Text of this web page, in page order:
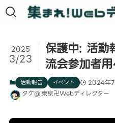
保護中: 活
流会参加者
2025
3/23
活動報告 イベント 2024年
タケ@東京卍Webディレクター